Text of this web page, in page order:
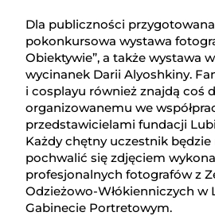
Dla publiczności
pokonkursowa wystawa
Obiektywie”, a także wystawa
wycinanek Darii Alyoshkiny.
i cosplayu również znajdą coś
organizowanemu we
przedstawicielami fundacji
Każdy chętny uczestnik będzie
pochwalić się zdjęciem
profesjonalnych fotografów z
Odzieżowo-Włókienniczych w
Gabinecie Portretowym.